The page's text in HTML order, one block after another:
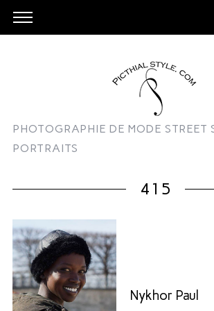
PHOTOGRAPHIE DE MODE STREET
PORTRAITS
415
Nykhor Paul